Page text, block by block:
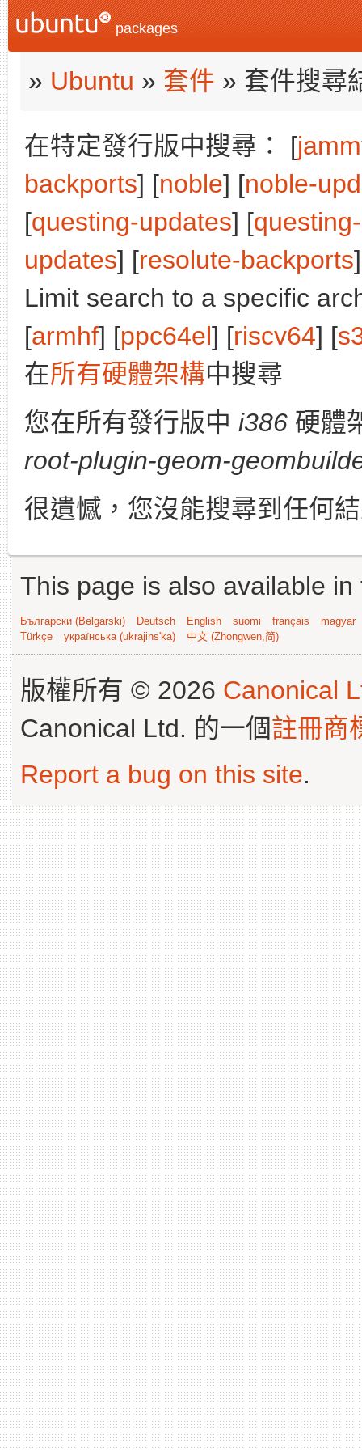
packages
» Ubuntu » 套件 » 套件搜尋
在特定發行版中搜尋： [
backports] [noble] [noble-
[questing-updates] [
updates] [resolute-backports
Limit search to a specific
[armhf] [ppc64el] [riscv64] [
在所有硬體架構中搜尋
您在所有發行版中 i386 硬體
root-plugin-geom-
很遺憾，您沒能搜尋到任何
This page is also available
Български (Bəlgarski) Deutsch English suomi français
magyar
Türkçe
українська (ukrajins'ka) 中文 (Zhongwen,简)
版權所有 © 2026 Canonical
Canonical Ltd. 的一個註冊商
Report a bug on this site.